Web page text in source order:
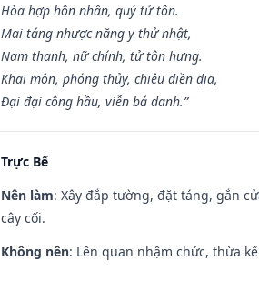
Hòa hợp hôn nhân, quý tử tôn.
Mai táng nhược năng y thử nhật,
Nam thanh, nữ chính, tử tôn hưng.
Khai môn, phóng thủy, chiêu điền địa,
Đại đại công hầu, viễn bá danh.”
Trực Bế
Nên làm: Xây đắp tường, đặt táng, gắn
cây cối.
Không nên: Lên quan nhậm chức, thừa